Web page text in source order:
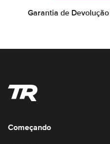
Garantia de
Começando